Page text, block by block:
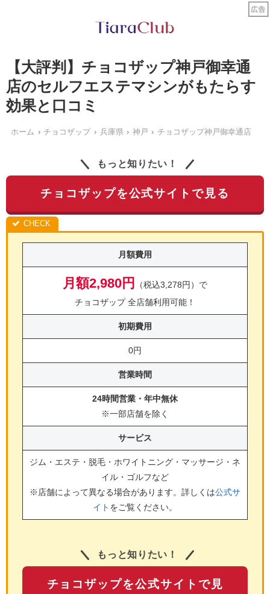
【大評判】チョコザップ神戸御幸通
店のセルフエステマシンがもたらす
効果と口コミ
ホーム チョコザップ 兵庫県 神戸 チョコザップ神戸御幸通店
もっと知りたい！
チョコザップを公式サイトで見る
月額費用
月額2,980円
（税込3,278円）で
チョコザップ 全店舗利用可能！
初期費用
0円
営業時間
24時間営業・年中無休
※一部店舗を除く
サービス
ジム・エステ・脱毛・ホワイトニング・マッサージ・ネ
イル・ゴルフなど
※店舗によって異なる場合があります。詳しくは公式サ
イト をご覧ください。
もっと知りたい！
チョコザップを公式サイトで見